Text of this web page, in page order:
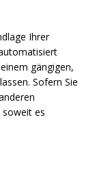
Ihrer
gängigen,
Sofern Sie
es